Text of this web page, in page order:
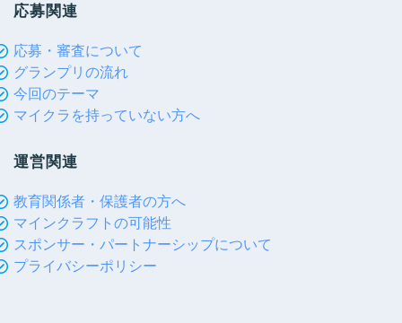
応募関連
応募・審査について
グランプリの流れ
今回のテーマ
マイクラを持っていない方へ
運営関連
教育関係者・保護者の方へ
マインクラフトの可能性
スポンサー・パートナーシップについて
プライバシーポリシー